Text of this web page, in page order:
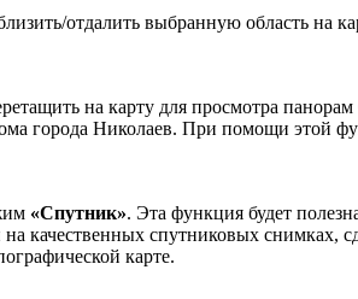
отдалить выбранную область на
на карту для просмотра
города Николаев. При помощи этой
«Спутник». Эта функция будет
качественных спутниковых снимках,
карте.